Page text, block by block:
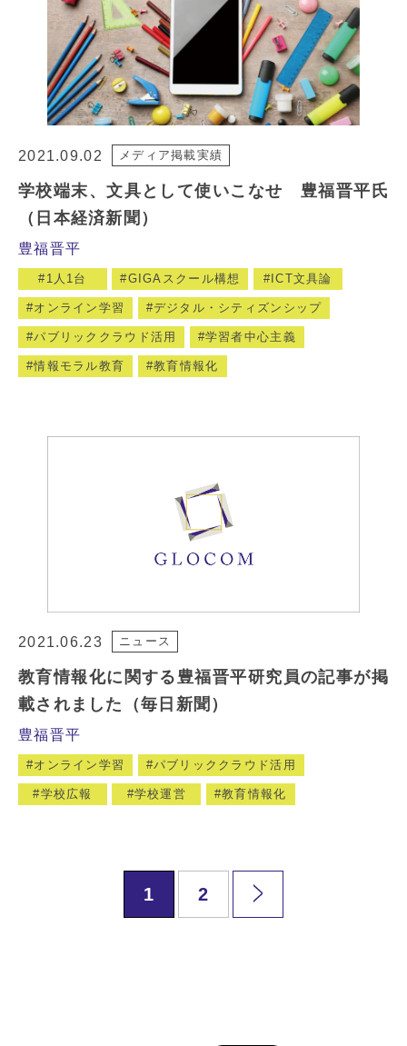
2021.09.02 メディア掲載実績
学校端末、文具として使いこなせ 豊福晋平氏
（日本経済新聞）
豊福晋平
1人1台 GIGAスクール構想 ICT文具論
オンライン学習 デジタル・シティズンシップ
パブリッククラウド活用 学習者中心主義
情報モラル教育 教育情報化
2021.06.23 ニュース
教育情報化に関する豊福晋平研究員の記事が掲
載されました（毎日新聞）
豊福晋平
オンライン学習 パブリッククラウド活用
学校広報 学校運営 教育情報化
1 2